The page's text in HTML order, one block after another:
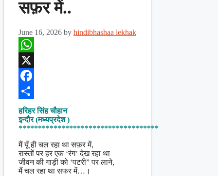
सफ़र में..
June 16, 2026 by hindibhashaa lekhak
WhatsApp
X
Facebook
Share
हरिहर सिंह चौहान
इन्दौर (मध्यप्रदेश )
************************************
मैं यूँ ही चल रहा था सफ़र में,
रास्तों पर हर एक ‘रंग’ देख रहा था
जीवन की गाड़ी को ‘पटरी” पर लाने,
मैं चल रहा था सफर में…।